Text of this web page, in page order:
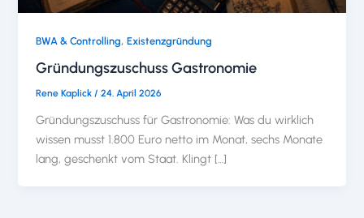
BWA & Controlling,Existenzgründung
Gründungszuschuss Gastronomie
Rene Kaplick/24. April 2026
Gründungszuschuss für Gastronomie: Was du wirklich
wissen musst 1.800 Euro netto im Monat, sechs Monate
lang, geschenkt vom Staat. Klingt […]